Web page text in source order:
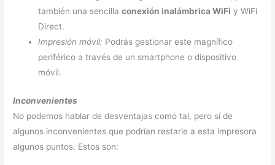
también una sencillaconexión inalámbrica WiFi y WiFi
Direct.
Impresión móvil: Podrás gestionar este magnífico
periférico a través de un smartphone o dispositivo
móvil.
Inconvenientes
No podemos hablar de desventajas como tal, pero sí de
algunos inconvenientes que podrían restarle a esta impresora
algunos puntos. Estos son: